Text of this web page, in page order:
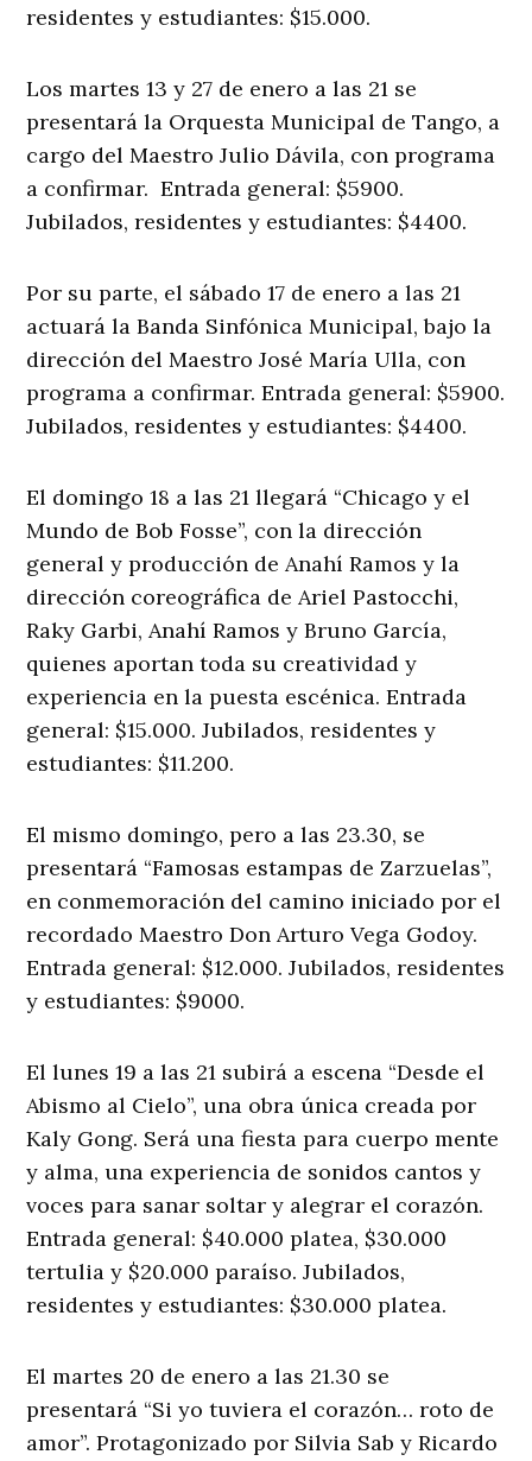
residentes y estudiantes: $15.000.
Los martes 13 y 27 de enero a las 21 se
presentará la Orquesta Municipal de Tango, a
cargo del Maestro Julio Dávila, con programa
a confirmar. Entrada general: $5900.
Jubilados, residentes y estudiantes: $4400.
Por su parte, el sábado 17 de enero a las 21
actuará la Banda Sinfónica Municipal, bajo la
dirección del Maestro José María Ulla, con
programa a confirmar. Entrada general: $5900.
Jubilados, residentes y estudiantes: $4400.
El domingo 18 a las 21 llegará “Chicago y el
Mundo de Bob Fosse”, con la dirección
general y producción de Anahí Ramos y la
dirección coreográfica de Ariel Pastocchi,
Raky Garbi, Anahí Ramos y Bruno García,
quienes aportan toda su creatividad y
experiencia en la puesta escénica. Entrada
general: $15.000. Jubilados, residentes y
estudiantes: $11.200.
El mismo domingo, pero a las 23.30, se
presentará “Famosas estampas de Zarzuelas”,
en conmemoración del camino iniciado por el
recordado Maestro Don Arturo Vega Godoy.
Entrada general: $12.000. Jubilados, residentes
y estudiantes: $9000.
El lunes 19 a las 21 subirá a escena “Desde el
Abismo al Cielo”, una obra única creada por
Kaly Gong. Será una fiesta para cuerpo mente
y alma, una experiencia de sonidos cantos y
voces para sanar soltar y alegrar el corazón.
Entrada general: $40.000 platea, $30.000
tertulia y $20.000 paraíso. Jubilados,
residentes y estudiantes: $30.000 platea.
El martes 20 de enero a las 21.30 se
presentará “Si yo tuviera el corazón… roto de
amor”. Protagonizado por Silvia Sab y Ricardo